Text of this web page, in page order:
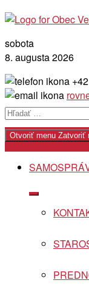
Skip
to
content
sobota
8. augusta 2026
Hľadať:
Otvoriť menu Zatvoriť
Show
menu